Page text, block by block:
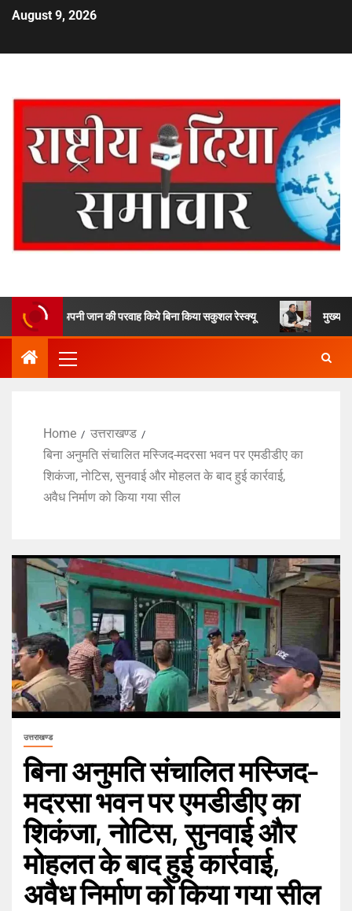
August 9, 2026
जान की परवाह किये बिना किया सकुशल रेस्क्यू मुख्यमंत्री ने 9 लाख 87
Home
उत्तराखण्ड
बिना अनुमति संचालित मस्जिद-मदरसा भवन पर एमडीडीए का
शिकंजा, नोटिस, सुनवाई और मोहलत के बाद हुई कार्रवाई,
अवैध निर्माण को किया गया सील
उत्तराखण्ड
बिना अनुमति संचालित मस्जिद-
मदरसा भवन पर एमडीडीए का
शिकंजा, नोटिस, सुनवाई और
मोहलत के बाद हुई कार्रवाई,
अवैध निर्माण को किया गया सील